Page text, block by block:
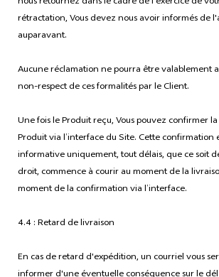
rétractation, Vous devez nous avoir informés de
auparavant.
Aucune réclamation ne pourra être valablement
non-respect de ces formalités par le Client.
Une fois le Produit reçu, Vous pouvez confirmer
Produit via l’interface du Site. Cette confirmation
informative uniquement, tout délais, que ce soit
droit, commence à courir au moment de la
moment de la confirmation via l’interface.
4.4 : Retard de livraison
En cas de retard d'expédition, un courriel vous